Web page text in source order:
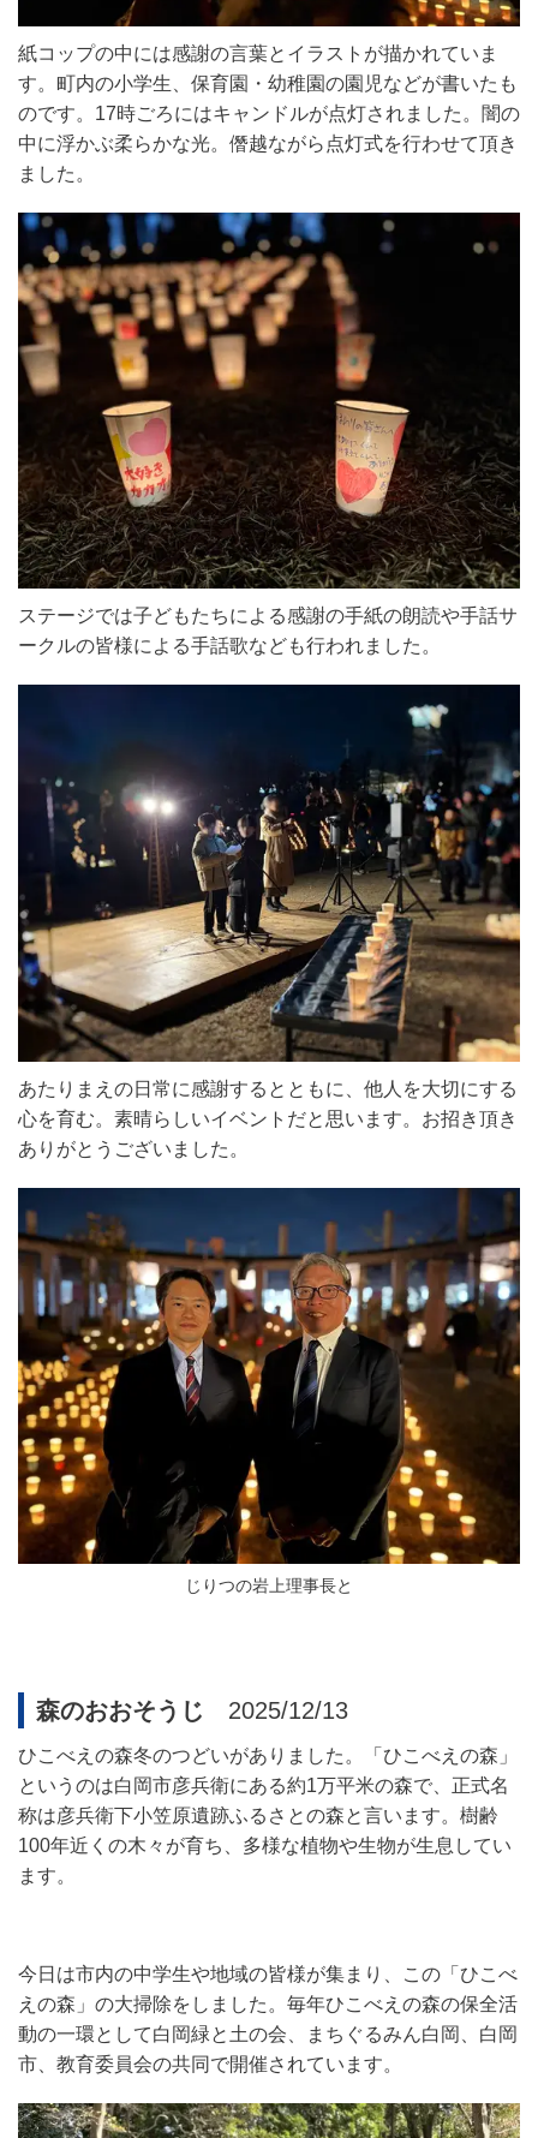
紙コップの中には感謝の言葉とイラストが描かれていま
す。町内の小学生、保育園・幼稚園の園児などが書いたも
のです。 17時ごろにはキャンドルが点灯されました。闇の
中に浮かぶ柔らかな光。僭越ながら点灯式を行わせて頂き
ました。
ステージでは子どもたちによる感謝の手紙の朗読や手話サ
ークルの皆様による手話歌なども行われました。
あたりまえの日常に感謝するとともに、他人を大切にする
心を育む。素晴らしいイベントだと思います。お招き頂き
ありがとうございました。
じりつの岩上理事長と
森のおおそうじ 2025/12/13
ひこべえの森冬のつどいがありました。「ひこべえの森」
というのは白岡市彦兵衛にある約1万平米の森で、正式名
称は彦兵衛下小笠原遺跡ふるさとの森と言います。樹齢
100年近くの木々が育ち、多様な植物や生物が生息してい
ます。
今日は市内の中学生や地域の皆様が集まり、この「ひこべ
えの森」の大掃除をしました。毎年ひこべえの森の保全活
動の一環として白岡緑と土の会、まちぐるみん白岡、白岡
市、教育委員会の共同で開催されています。